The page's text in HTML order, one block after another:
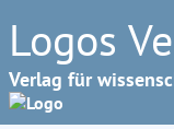
Logos
Verlag für